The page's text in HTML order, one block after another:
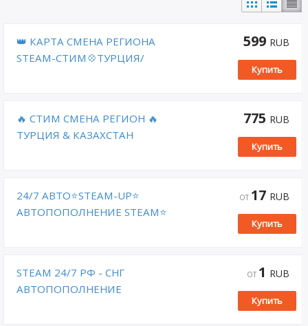
👑 КАРТА СМЕНА РЕГИОНА
STEAM-СТИМ💠ТУРЦИЯ/
599 RUB
Купить
🔥 СТИМ СМЕНА РЕГИОН 🔥
ТУРЦИЯ & КАЗАХСТАН
775 RUB
Купить
24/7 АВТО⭐STEAM-UP⭐
АВТОПОПОЛНЕНИЕ STEAM⭐
ОТ 17 RUB
Купить
STEAM 24/7 РФ - СНГ
АВТОПОПОЛНЕНИЕ
ОТ 1 RUB
Купить